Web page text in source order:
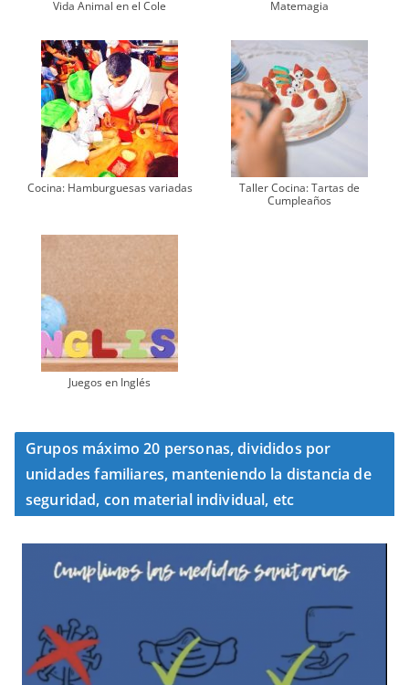
Vida Animal en el Cole Matemagia
Cocina: Hamburguesas variadas
Taller Cocina: Tartas de
Cumpleaños
Juegos en Inglés
Grupos máximo 20 personas, divididos por
unidades familiares, manteniendo la distancia de
seguridad, con material individual, etc